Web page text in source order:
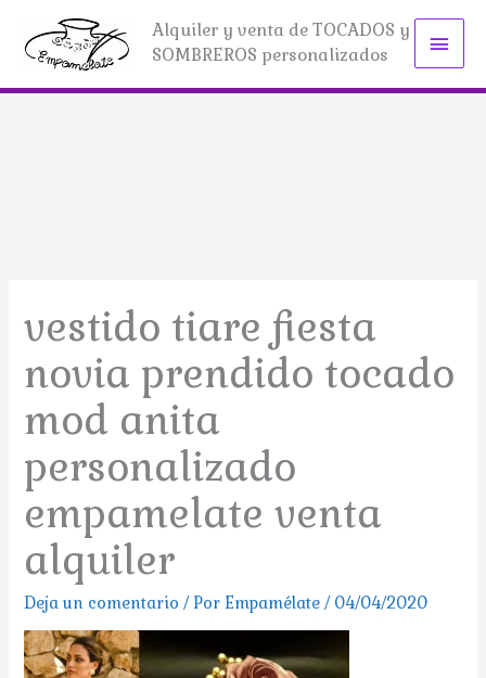
contenido
Alquiler y venta de TOCADOS y
SOMBREROS personalizados
vestido tiare fiesta
novia prendido tocado
mod anita
personalizado
empamelate venta
alquiler
Deja un comentario / Por Empamélate/ 04/04/2020